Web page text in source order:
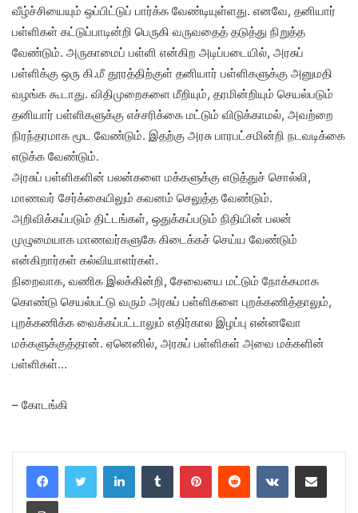
வீழ்ச்சியையும் ஒப்பிட்டுப் பார்க்க வேண்டியுள்ளது. எனவே, தனியார்
பள்ளிகள் கட்டுப்பாடின்றி பெருகி வருவதைத் தடுத்து நிறுத்த
வேண்டும். அருகாமைப் பள்ளி என்கிற அடிப்படையில், அரசுப்
பள்ளிக்கு ஒரு கி.மீ தூரத்திற்குள் தனியார் பள்ளிகளுக்கு அனுமதி
வழங்க கூடாது. விதிமுறைகளை மீறியும், தரமின்றியும் செயல்படும்
தனியார் பள்ளிகளுக்கு எச்சரிக்கை மட்டும் விடுக்காமல், அவற்றை
நிரந்தரமாக மூட வேண்டும். இதற்கு அரசு பாரபட்சமின்றி நடவடிக்கை
எடுக்க வேண்டும்.
அரசுப் பள்ளிகளின் பலன்களை மக்களுக்கு எடுத்துச் சொல்லி,
மாணவர் சேர்க்கையிலும் கவனம் செலுத்த வேண்டும்.
அறிவிக்கப்படும் திட்டங்கள், ஒதுக்கப்படும் நிதியின் பலன்
முழுமையாக மாணவர்களுகே கிடைக்கச் செய்ய வேண்டும்
என்கிறார்கள் கல்வியாளர்கள்.
நிறைவாக, வணிக இலக்கின்றி, சேவையை மட்டும் நோக்கமாக
கொண்டு செயல்பட்டு வரும் அரசுப் பள்ளிகளை புறக்கணித்தாலும்,
புறக்கணிக்க வைக்கப்பட்டாலும் எதிர்கால இழப்பு என்னவோ
மக்களுக்குத்தான். ஏனெனில், அரசுப் பள்ளிகள் அவை மக்களின்
பள்ளிகள்…
– கோடங்கி
LinkedInTumblr PinterestReddit VKontakteShare via Email
Print